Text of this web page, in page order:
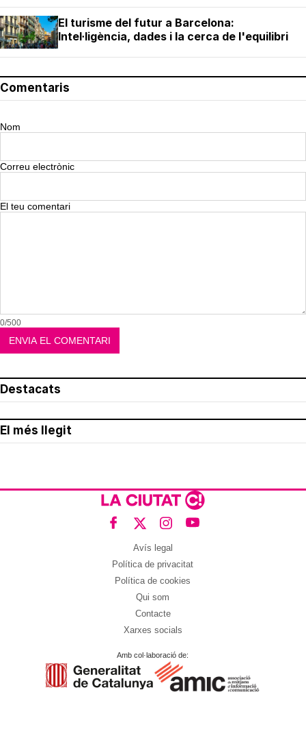
El turisme del futur a Barcelona:
Intel·ligència, dades i la cerca de l'equilibri
Comentaris
Nom
Correu electrònic
El teu comentari
0/500
Destacats
El més llegit
Avís legal
Política de privacitat
Política de cookies
Qui som
Contacte
Xarxes socials
Amb col·laboració de: